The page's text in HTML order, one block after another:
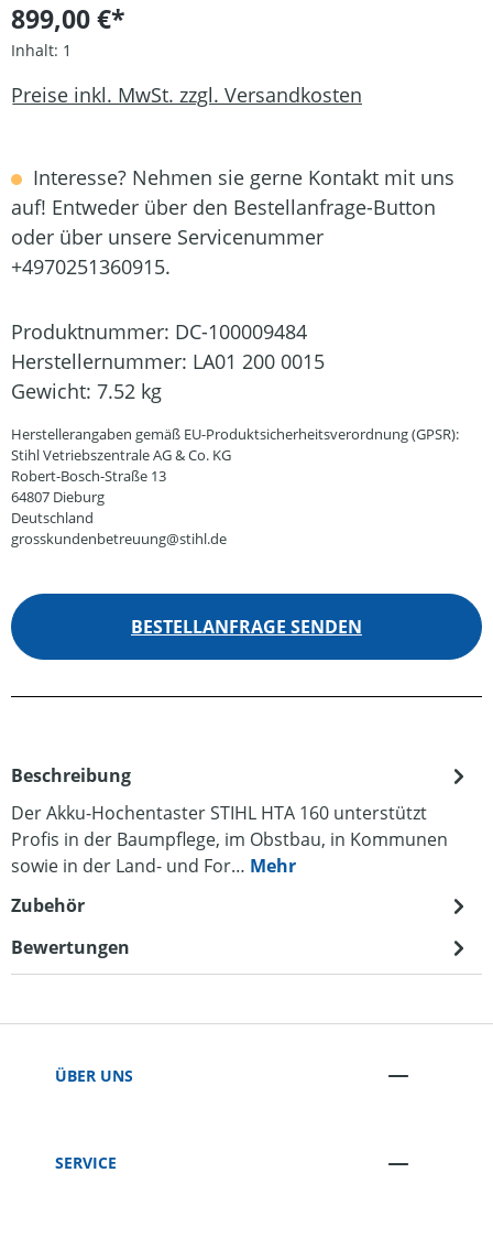
899,00 €*
Inhalt: 1
Preise inkl. MwSt. zzgl. Versandkosten
Interesse? Nehmen sie gerne Kontakt mit uns
auf! Entweder über den Bestellanfrage-Button
oder über unsere Servicenummer
+4970251360915.
Produktnummer: DC-100009484
Herstellernummer: LA01 200 0015
Gewicht: 7.52 kg
Herstellerangaben gemäß EU-Produktsicherheitsverordnung (GPSR):
Stihl Vetriebszentrale AG & Co. KG
Robert-Bosch-Straße 13
64807 Dieburg
Deutschland
grosskundenbetreuung@stihl.de
BESTELLANFRAGE SENDEN
Beschreibung
Der Akku-Hochentaster STIHL HTA 160 unterstützt
Profis in der Baumpflege, im Obstbau, in Kommunen
sowie in der Land- und For… Mehr
Zubehör
Bewertungen
ÜBER UNS
SERVICE